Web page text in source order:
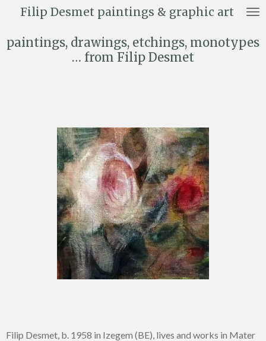
naar
Filip Desmet paintings & graphic art
paintings, drawings, etchings, monotypes
… from Filip Desmet
Filip Desmet, b. 1958 in Izegem (BE), lives and works in Mater